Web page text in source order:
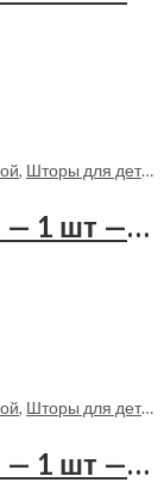
, Шторы для детской
Штора канвас 150х270 см — 1 шт — 70012 в спальню, в гостиную
, Шторы для детской
Штора канвас 150х270 см — 1 шт — 70013 в спальню, в гостиную